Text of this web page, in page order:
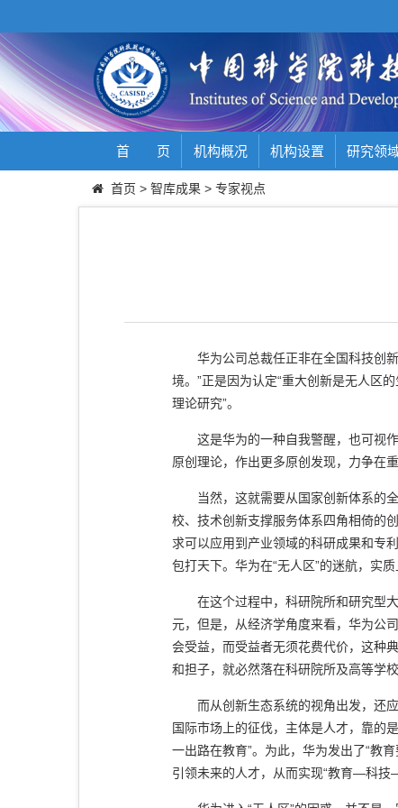
首 页 机构概况 机构设置 研究领
首页 > 智库成果 > 专家视点
华为公司总裁任正非在全国科技创新
境。”正是因为认定“重大创新是无人区
理论研究”。
这是华为的一种自我警醒，也可视作
原创理论，作出更多原创发现，力争在
当然，这就需要从国家创新体系的全
校、技术创新支撑服务体系四角相倚的
求可以应用到产业领域的科研成果和专
包打天下。华为在“无人区”的迷航，实
在这个过程中，科研院所和研究型大
元，但是，从经济学角度来看，华为公
会受益，而受益者无须花费代价，这种
和担子，就必然落在科研院所及高等学
而从创新生态系统的视角出发，还应
国际市场上的征伐，主体是人才，靠的
一出路在教育”。为此，华为发出了“教
引领未来的人才，从而实现“教育—科技